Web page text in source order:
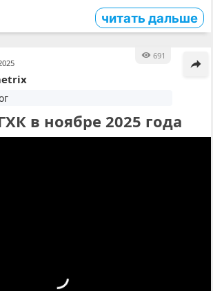
читать дальше
691
в ноябре 2025 года